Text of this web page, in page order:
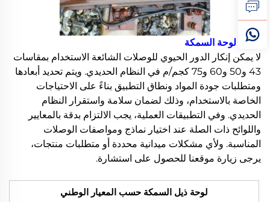
مفتاح لوحة السمكة
لا يمكن إنكار الدور الحيوي للوصلات الشائعة الاستخدام بمقاسات
43 و50 و60 و75 كجم/م في النظام الحديدي. ويتم تحديد أبعادها
ومتطلبات جودة المواد ونطاق التطبيق بناءً على الاحتياجات
الخاصة بالاستخدام، وذلك لضمان سلامة واستقرار النظام
الحديدي. وفي التطبيقات العملية، يجب الالتزام بدقة بالمعايير
واللوائح ذات الصلة عند اختيار نماذج ومواصفات الوصلات
المناسبة. ولأي مشكلات ميدانية محددة أو متطلبات منتجات،
يرجى زيارة موقعنا للحصول على استشارة.
لوحة ذيل السمكة حسب المعيار الوطني